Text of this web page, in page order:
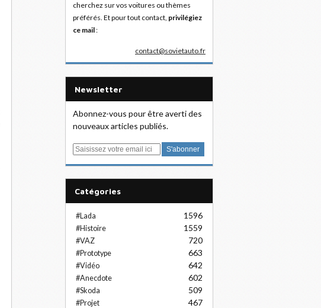
cherchez sur vos voitures ou thèmes
préférés. Et pour tout contact, privilégiez
ce mail:
contact@sovietauto.fr
Newsletter
Abonnez-vous pour être averti des
nouveaux articles publiés.
E
Catégories
#Lada 1596
#Histoire 1559
#VAZ 720
#Prototype 663
#Vidéo 642
#Anecdote 602
#Skoda 509
#Projet 467